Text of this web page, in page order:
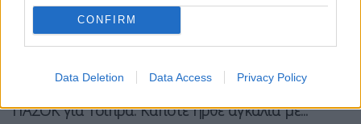
CONFIRM
Data Deletion Data Access Privacy Policy
ΠΑΣΟΚ για Τσίπρα: Κάποτε ήρθε αγκαλιά με...